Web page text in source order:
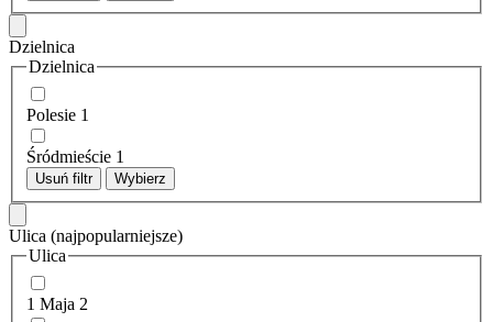
Dzielnica
Dzielnica
Polesie 1
Śródmieście 1
Usuń filtr Wybierz
Ulica (najpopularniejsze)
Ulica
1 Maja 2